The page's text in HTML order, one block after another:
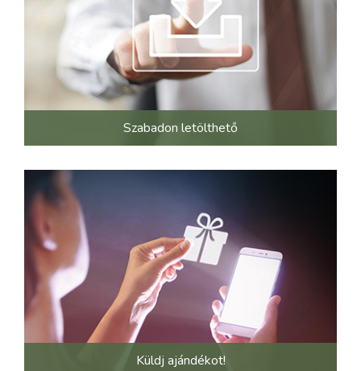
Szabadon letölthető
Küldj ajándékot!